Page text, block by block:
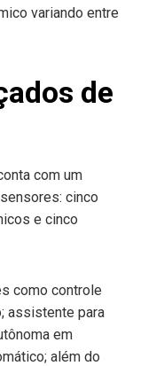
variando entre
de
com um
cinco
e cinco
como controle
assistente para
em
além do